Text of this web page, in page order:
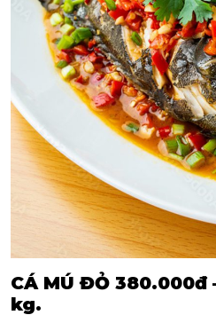
CÁ MÚ ĐỎ 380.000đ
kg.